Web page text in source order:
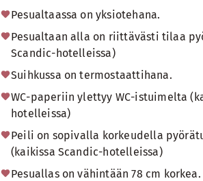
Pesualtaassa on yksiotehana.
Pesualtaan alla on riittävästi tilaa
Scandic-hotelleissa)
Suihkussa on termostaattihana.
WC-paperiin ylettyy WC-istuimelta
hotelleissa)
Peili on sopivalla korkeudella
(kaikissa Scandic-hotelleissa)
Pesuallas on vähintään 78 cm korkea.